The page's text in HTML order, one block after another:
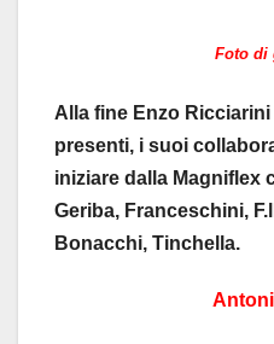
Foto di
Alla fine Enzo
presenti, i suoi
iniziare dalla Magniflex
Geriba, Franceschini,
Bonacchi, Tinchella.